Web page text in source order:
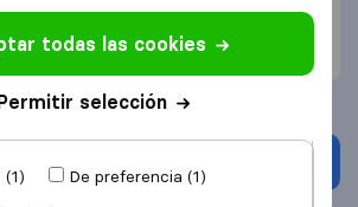
de daños (2)
Presupuestos
todas las cookies
selección
(1)
De preferencia (1)